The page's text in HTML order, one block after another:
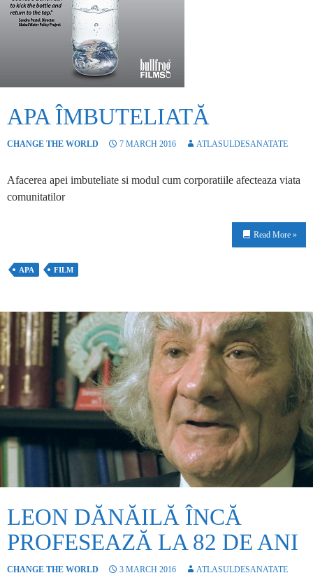
APA ÎMBUTELIATĂ
CHANGE THE WORLD 7 MARCH 2016 ATLASULDESANATATE
Afacerea apei imbuteliate si modul cum corporatiile afecteaza viata
comunitatilor
Read More »
APA FILM
LEON DĂNĂILĂ ÎNCĂ
PROFESEAZĂ LA 82 DE ANI
CHANGE THE WORLD 3 MARCH 2016 ATLASULDESANATATE